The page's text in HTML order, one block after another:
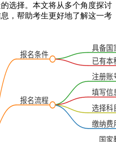
选择。本文将从多个角度探讨
，帮助考生更好地了解这一考